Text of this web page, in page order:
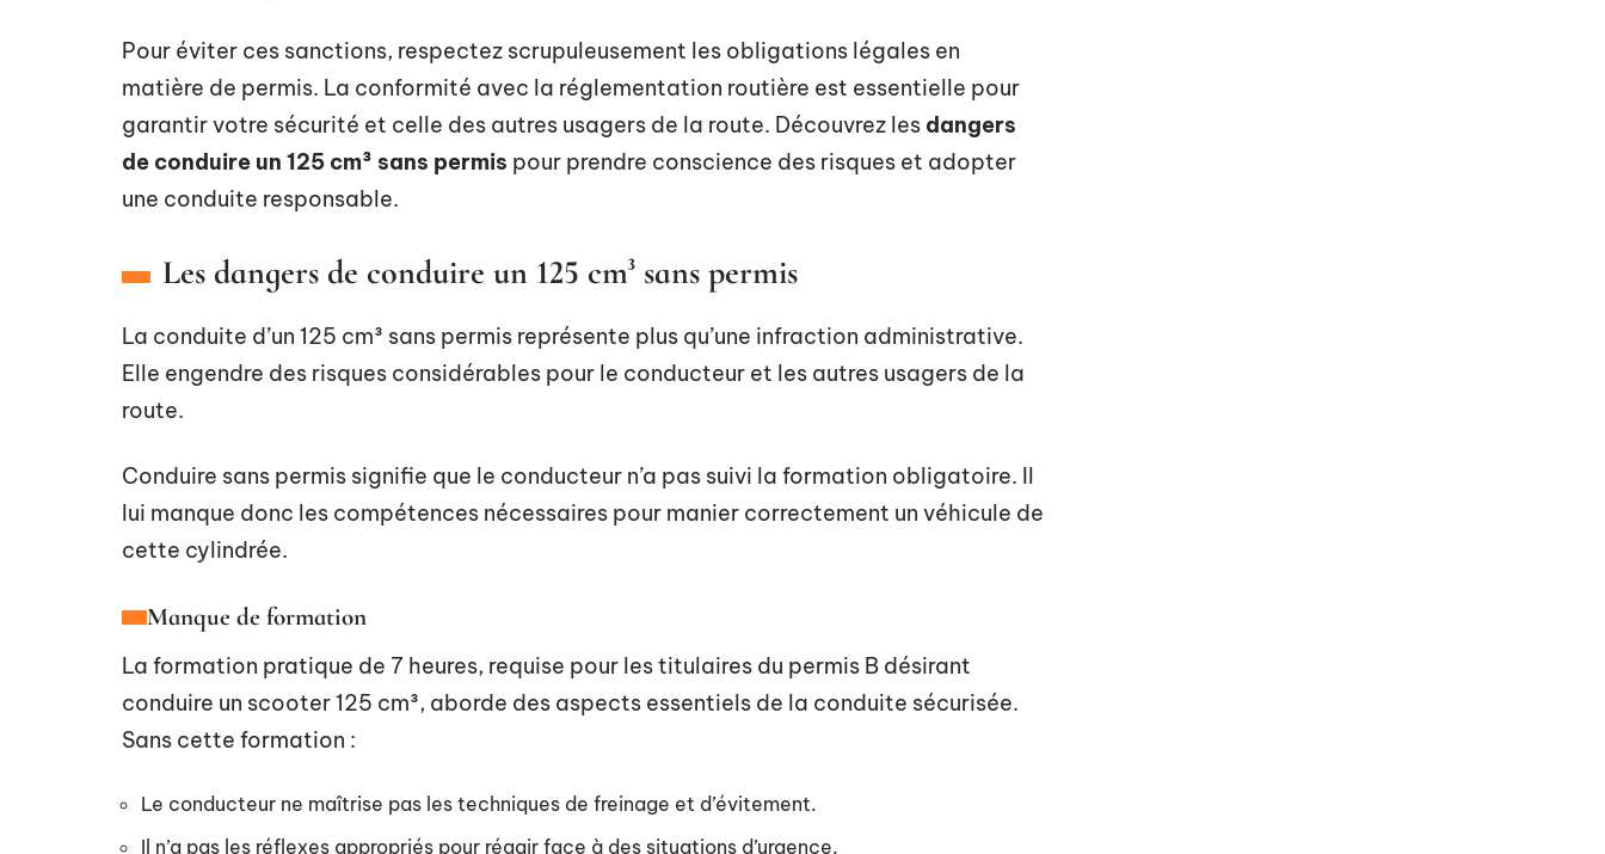
Pour éviter ces sanctions, respectez scrupuleusement les obligations légales en
matière de permis. La conformité avec la réglementation routière est essentielle pour
garantir votre sécurité et celle des autres usagers de la route. Découvrez les dangers
de conduire un 125 cm³ sans permis pour prendre conscience des risques et adopter
une conduite responsable.
Les dangers de conduire un 125 cm³ sans permis
La conduite d’un 125 cm³ sans permis représente plus qu’une infraction administrative.
Elle engendre des risques considérables pour le conducteur et les autres usagers de la
route.
Conduire sans permis signifie que le conducteur n’a pas suivi la formation obligatoire. Il
lui manque donc les compétences nécessaires pour manier correctement un véhicule de
cette cylindrée.
Manque de formation
La formation pratique de 7 heures, requise pour les titulaires du permis B désirant
conduire un scooter 125 cm³, aborde des aspects essentiels de la conduite sécurisée.
Sans cette formation :
Le conducteur ne maîtrise pas les techniques de freinage et d’évitement.
Il n’a pas les réflexes appropriés pour réagir face à des situations d’urgence.